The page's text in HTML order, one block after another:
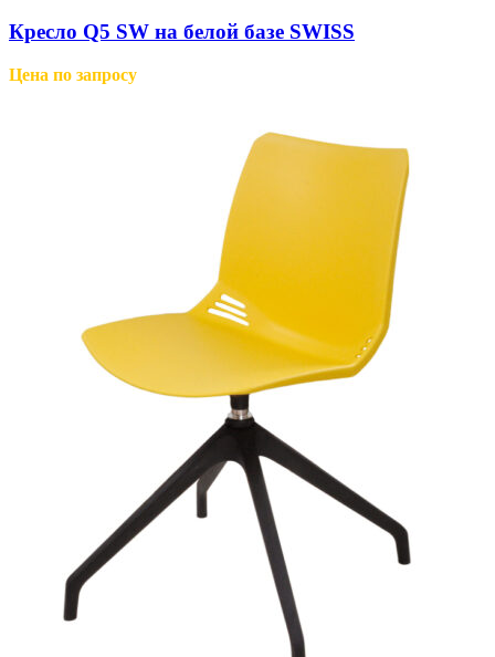
Кресло Q5 SW на белой базе SWISS
Цена по запросу